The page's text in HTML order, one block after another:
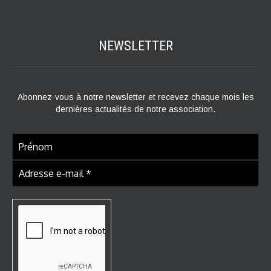
NEWSLETTER
Abonnez-vous à notre newsletter et recevez chaque mois les
dernières actualités de notre association.